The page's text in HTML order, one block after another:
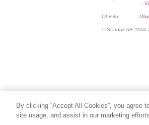
•
Ohjeita
© Stardoll AB 2006-
By clicking “Accept All Cookies”, you
site usage, and assist in our marketing